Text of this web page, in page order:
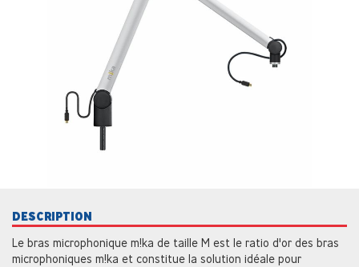
DESCRIPTION
Le bras microphonique m!ka de taille M est le ratio d'or des bras
microphoniques m!ka et constitue la solution idéale pour